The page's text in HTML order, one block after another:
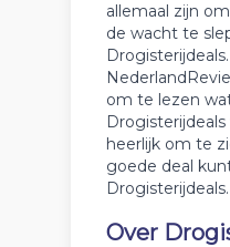
allemaal zijn
de wacht te
om te lezen
heerlijk om te
goede deal
Drogisterijdeals.
Over